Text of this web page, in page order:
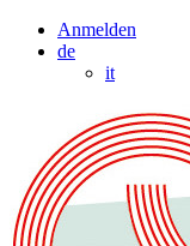
Anmelden
de
it